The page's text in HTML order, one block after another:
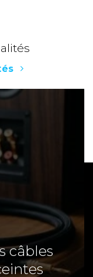
câbles